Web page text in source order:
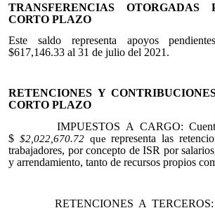
TRANSFERENCIAS
CORTO PLAZO
Este saldo representa apoyos
$617,146.33 al 31 de julio del 2021.
RETENCIONES Y
CORTO PLAZO
IMPUESTOS A CARGO: Cuenta
$ $2,022,670.72 que representa las
trabajadores, por concepto de ISR por
y arrendamiento, tanto de recursos propios
RETENCIONES A TERCEROS: